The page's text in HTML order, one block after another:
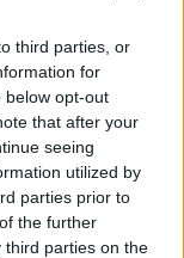
third parties, or
for
below opt-out
that after your
seeing
utilized by
parties prior to
the further
third parties on the
για τη
τη